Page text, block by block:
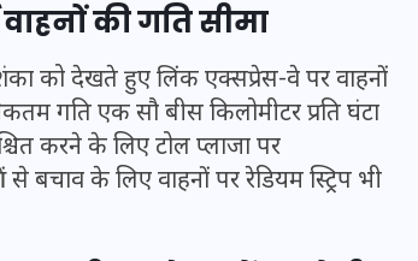
की गति सीमा
को देखते हुए लिंक एक्सप्रेस-वे पर वाहनों
गति एक सौ बीस किलोमीटर प्रति घंटा
करने के लिए टोल प्लाजा पर
के लिए वाहनों पर रेडियम स्ट्रिप भी